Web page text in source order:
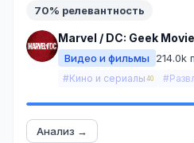
70% релевантность
Marvel / DC: Geek
Видео и фильмы
214.0k
#Кино и сериалы 40
Анализ →